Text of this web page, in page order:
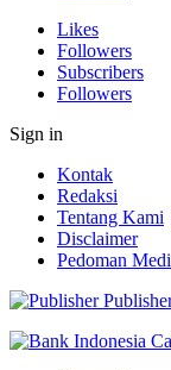
Likes
Followers
Subscribers
Followers
Sign in
Kontak
Redaksi
Tentang Kami
Disclaimer
Pedoman